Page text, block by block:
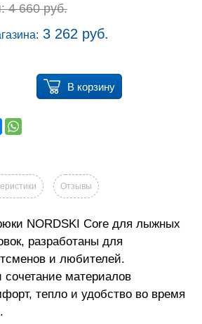
4 660 руб.
3 262 руб.
В корзину
Отзывы
NORDSKI Core для лыжных
разработаны для
и любителей.
материалов
тепло и удобство во время